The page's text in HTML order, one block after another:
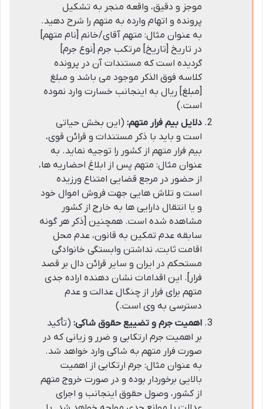
موجز و دقیق، واقعه منجر به تشکیل
پرونده و اتهام وارده به متهم را شرح دهید.
به عنوان مثال: متهم آقای/خانم [نام متهم]
در تاریخ [تاریخ] مرتکب جرم [نوع جرم]
گردیده است که مستندات آن در پرونده
کلاسه فوق الذکر موجود می باشد و مبلغ
[مبلغ] ریال به اینجانب خسارت وارد نموده
است.)
دلایل بیم فرار متهم: (این بخش حیاتی
است و باید با ذکر مستندات و قرائن قوی،
بیم فرار متهم از کشور را توجیه نماید. به
عنوان مثال: متهم پس از ابلاغ احضاریه ها،
از حضور در مرجع قضایی امتناع ورزیده
است و تلاش هایی جهت فروش اموال خود
و یا انتقال دارایی ها به خارج از کشور
مشاهده شده است. همچنین [ذکر هر گونه
سابقه عدم تمکین به قانون، عدم محل
اقامت ثابت، نداشتن وابستگی خانوادگی
مستحکم در ایران و سایر قرائن دال بر قصد
فرار]. این اقدامات نشان دهنده اراده جدی
متهم برای فرار از چنگال عدالت و عدم
دسترسی به وی است.)
اهمیت جرم و تضییع حقوق شاکی: (تأکید
بر اهمیت جرم ارتکابی و ضرر و زیانی که در
صورت فرار متهم به شاکی وارد خواهد شد.
به عنوان مثال: جرم ارتکابی از اهمیت
بالایی برخوردار بوده و در صورت خروج متهم
از کشور، وصول حقوق اینجانب و اجرای